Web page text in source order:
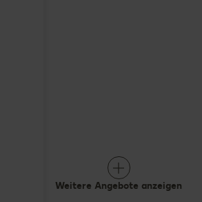
Weitere Angebote anzeigen